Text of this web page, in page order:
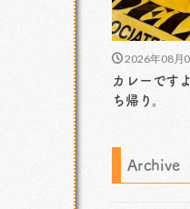
2026年08月
カレーです
ち帰り。
Archive